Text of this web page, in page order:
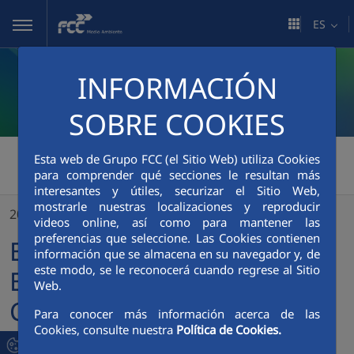
Saltar al contenido principal
INFORMACIÓN
SOBRE COOKIES
Esta web de Grupo FCC (el Sitio Web) utiliza Cookies
para comprender qué secciones le resultan más
interesantes y útiles, securizar el Sitio Web,
mostrarle nuestras localizaciones y reproducir
videos online, así como para mantener las
preferencias que seleccione. Las Cookies contienen
información que se almacena en su navegador y, de
este modo, se le reconocerá cuando regrese al Sitio
Web.
Para conocer más información acerca de las
Cookies, consulte nuestra Política de Cookies.
ES
FCC Medio Ambiente >
El Centro Especial de Empleo FCC Equal Comunidad Valenciana pone en marcha el nuevo servicio de limpieza viaria de la localidad de Massamagrell
20/01/2023
El Centro Especial de
Empleo FCC Equal
Comunidad Valenciana
pone en marcha el nuevo